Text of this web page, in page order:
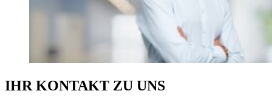
IHR KONTAKT ZU UNS